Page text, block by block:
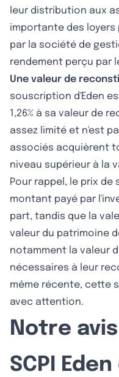
leur distribution aux
importante des
par la société de
rendement perçu par
Une valeur de
souscription d'Eden
1,26% à sa valeur de
assez limité et n'est
associés acquièrent
niveau supérieur à la
Pour rappel, le prix
montant payé par
part, tandis que la
valeur du patrimoine
notamment la valeur
nécessaires à leur
même récente, cette
avec attention.
Notre
SCPI